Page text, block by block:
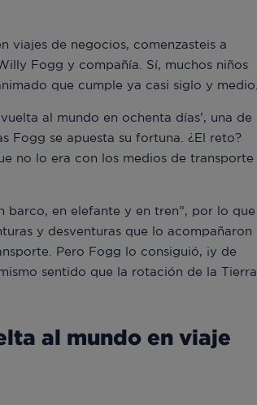
viajes de negocios, comenzasteis a
Fogg y compañía. Sí, muchos niños
que cumple ya casi siglo y medio.
al mundo en ochenta días’, una de
Fogg se apuesta su fortuna. ¿El reto?
no lo era con los medios de transporte
barco, en elefante y en tren”, por lo que
y desventuras que lo acompañaron
Pero Fogg lo consiguió, ¡y de
sentido que la rotación de la Tierra.
al mundo en viaje